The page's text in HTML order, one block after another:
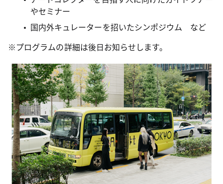
やセミナー
国内外キュレーターを招いたシンポジウム など
※プログラムの詳細は後日お知らせします。